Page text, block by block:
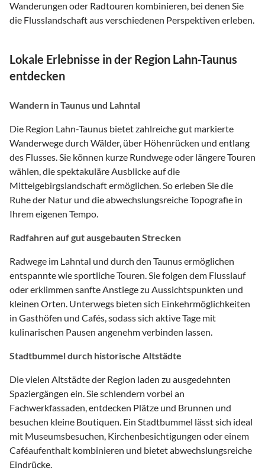
Wanderungen oder Radtouren kombinieren, bei denen Sie
die Flusslandschaft aus verschiedenen Perspektiven erleben.
Lokale Erlebnisse in der Region Lahn-Taunus
entdecken
Wandern in Taunus und Lahntal
Die Region Lahn-Taunus bietet zahlreiche gut markierte
Wanderwege durch Wälder, über Höhenrücken und entlang
des Flusses. Sie können kurze Rundwege oder längere Touren
wählen, die spektakuläre Ausblicke auf die
Mittelgebirgslandschaft ermöglichen. So erleben Sie die
Ruhe der Natur und die abwechslungsreiche Topografie in
Ihrem eigenen Tempo.
Radfahren auf gut ausgebauten Strecken
Radwege im Lahntal und durch den Taunus ermöglichen
entspannte wie sportliche Touren. Sie folgen dem Flusslauf
oder erklimmen sanfte Anstiege zu Aussichtspunkten und
kleinen Orten. Unterwegs bieten sich Einkehrmöglichkeiten
in Gasthöfen und Cafés, sodass sich aktive Tage mit
kulinarischen Pausen angenehm verbinden lassen.
Stadtbummel durch historische Altstädte
Die vielen Altstädte der Region laden zu ausgedehnten
Spaziergängen ein. Sie schlendern vorbei an
Fachwerkfassaden, entdecken Plätze und Brunnen und
besuchen kleine Boutiquen. Ein Stadtbummel lässt sich ideal
mit Museumsbesuchen, Kirchenbesichtigungen oder einem
Caféaufenthalt kombinieren und bietet abwechslungsreiche
Eindrücke.